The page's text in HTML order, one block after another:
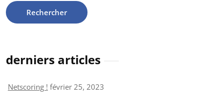
derniers articles
Netscoring ! février 25, 2023